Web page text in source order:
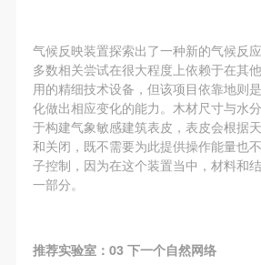
气候反映装置探索出了一种新的气候反
多数相关尝试在很大程度上依赖于在其
用的精细技术设备，但该项目依靠地则
化做出相应变化的能力。木材尺寸与水
于构建气象敏感建筑表皮，表皮会根据
和关闭，既不需要为此提供操作能量也
子控制，因为在这个装置当中，材料和
一部分。
推荐实验室：03 下一个自然网络